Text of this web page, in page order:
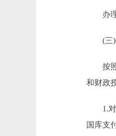
办理
(三)规
按照
和财政
1.对预
国库支